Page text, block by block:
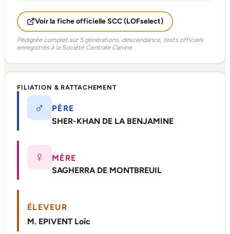
Voir la fiche officielle SCC (LOFselect)
Pédigrée complet sur 5 générations, descendance, tests officiels
enregistrés à la Société Centrale Canine.
FILIATION & RATTACHEMENT
♂
PÈRE
SHER-KHAN DE LA BENJAMINE
♀
MÈRE
SAGHERRA DE MONTBREUIL
ÉLEVEUR
M. EPIVENT Loïc